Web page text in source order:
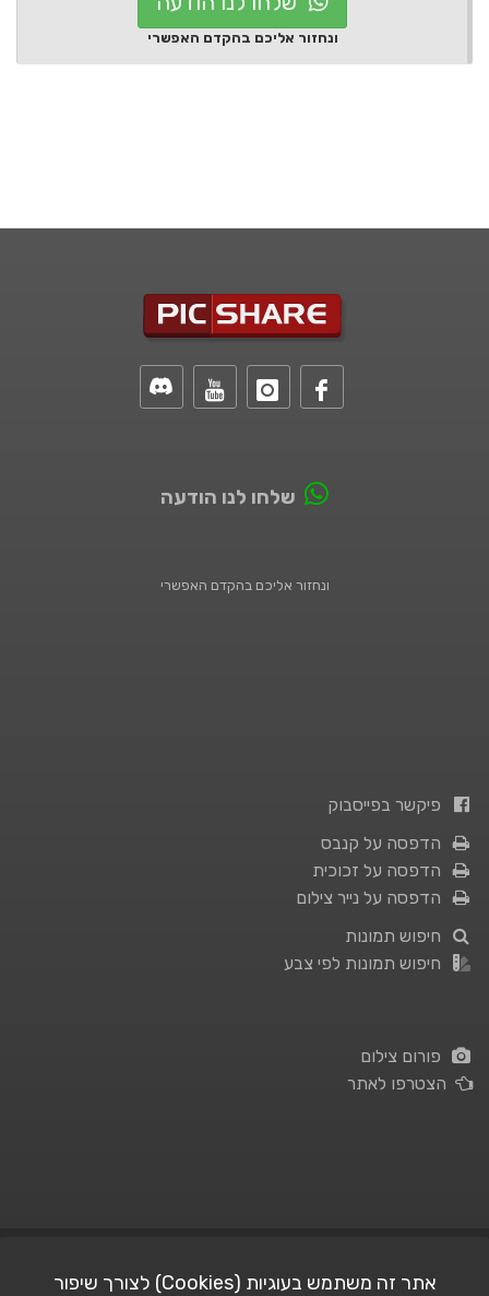
ונחזור אליכם בהקדם האפשרי
שלחו לנו הודעה
ונחזור אליכם בהקדם האפשרי
פיקשר בפייסבוק
הדפסה על קנבס
הדפסה על זכוכית
הדפסה על נייר צילום
חיפוש תמונות
חיפוש תמונות לפי צבע
פורום צילום
הצטרפו לאתר
אתר זה משתמש בעוגיות (Cookies) לצורך שיפור